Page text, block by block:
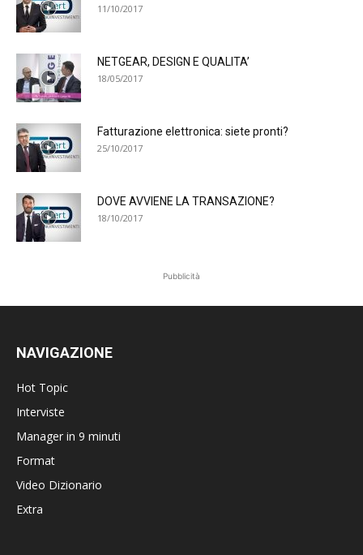
11/10/2017
NETGEAR, DESIGN E QUALITA’
18/05/2017
Fatturazione elettronica: siete pronti?
25/10/2017
DOVE AVVIENE LA TRANSAZIONE?
18/10/2017
Pubblicità
NAVIGAZIONE
Hot Topic
Interviste
Manager in 9 minuti
Format
Video Dizionario
Extra